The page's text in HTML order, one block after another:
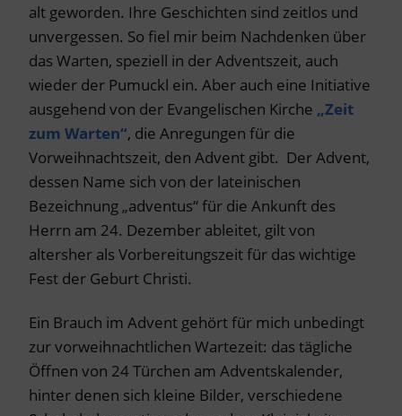
alt geworden. Ihre Geschichten sind zeitlos und
unvergessen. So fiel mir beim Nachdenken über
das Warten, speziell in der Adventszeit, auch
wieder der Pumuckl ein. Aber auch eine Initiative
ausgehend von der Evangelischen Kirche „Zeit
zum Warten“, die Anregungen für die
Vorweihnachtszeit, den Advent gibt. Der Advent,
dessen Name sich von der lateinischen
Bezeichnung „adventus“ für die Ankunft des
Herrn am 24. Dezember ableitet, gilt von
altersher als Vorbereitungszeit für das wichtige
Fest der Geburt Christi.
Ein Brauch im Advent gehört für mich unbedingt
zur vorweihnachtlichen Wartezeit: das tägliche
Öffnen von 24 Türchen am Adventskalender,
hinter denen sich kleine Bilder, verschiedene